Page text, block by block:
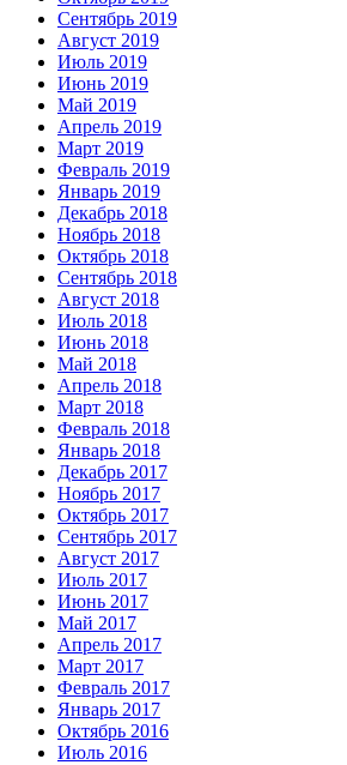
Сентябрь 2019
Август 2019
Июль 2019
Июнь 2019
Май 2019
Апрель 2019
Март 2019
Февраль 2019
Январь 2019
Декабрь 2018
Ноябрь 2018
Октябрь 2018
Сентябрь 2018
Август 2018
Июль 2018
Июнь 2018
Май 2018
Апрель 2018
Март 2018
Февраль 2018
Январь 2018
Декабрь 2017
Ноябрь 2017
Октябрь 2017
Сентябрь 2017
Август 2017
Июль 2017
Июнь 2017
Май 2017
Апрель 2017
Март 2017
Февраль 2017
Январь 2017
Октябрь 2016
Июль 2016